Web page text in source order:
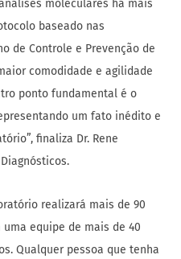
moleculares há mais
baseado nas
de Controle e Prevenção de
comodidade e agilidade
ponto fundamental é o
um fato inédito e
finaliza Dr. Rene
realizará mais de 90
equipe de mais de 40
Qualquer pessoa que tenha